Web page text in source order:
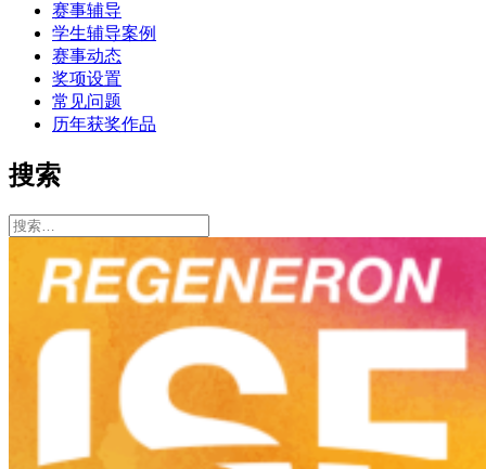
赛事辅导
学生辅导案例
赛事动态
奖项设置
常见问题
历年获奖作品
搜索
搜